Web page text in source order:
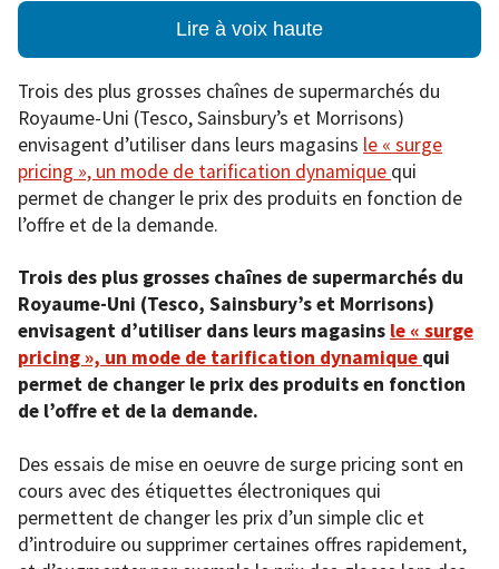
Lire à voix haute
Trois des plus grosses chaînes de supermarchés du
Royaume-Uni (Tesco, Sainsbury’s et Morrisons)
envisagent d’utiliser dans leurs magasins le « surge
pricing », un mode de tarification dynamique qui
permet de changer le prix des produits en fonction de
l’offre et de la demande.
Trois des plus grosses chaînes de supermarchés du
Royaume-Uni (Tesco, Sainsbury’s et Morrisons)
envisagent d’utiliser dans leurs magasins le « surge
pricing », un mode de tarification dynamique qui
permet de changer le prix des produits en fonction
de l’offre et de la demande.
Des essais de mise en oeuvre de surge pricing sont en
cours avec des étiquettes électroniques qui
permettent de changer les prix d’un simple clic et
d’introduire ou supprimer certaines offres rapidement,